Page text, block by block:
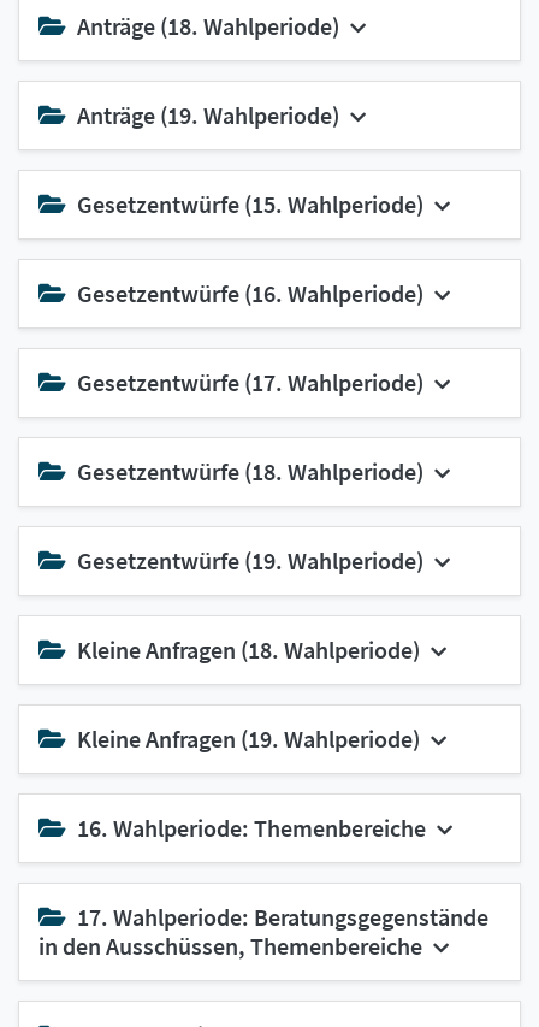
Anträge (18. Wahlperiode)
Anträge (19. Wahlperiode)
Gesetzentwürfe (15. Wahlperiode)
Gesetzentwürfe (16. Wahlperiode)
Gesetzentwürfe (17. Wahlperiode)
Gesetzentwürfe (18. Wahlperiode)
Gesetzentwürfe (19. Wahlperiode)
Kleine Anfragen (18. Wahlperiode)
Kleine Anfragen (19. Wahlperiode)
16. Wahlperiode: Themenbereiche
17. Wahlperiode: Beratungsgegenstände
in den Ausschüssen, Themenbereiche